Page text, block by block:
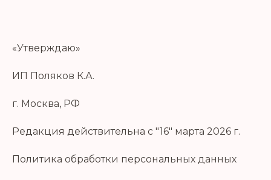
«Утверждаю»
ИП Поляков К.А.
г. Москва, РФ
Редакция действительна с "16" марта 2026 г.
Политика обработки персональных данных